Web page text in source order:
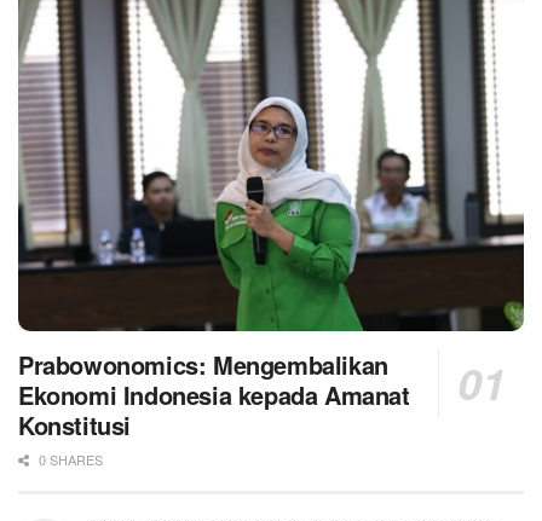
Prabowonomics: Mengembalikan
Ekonomi Indonesia kepada Amanat
Konstitusi
0 SHARES